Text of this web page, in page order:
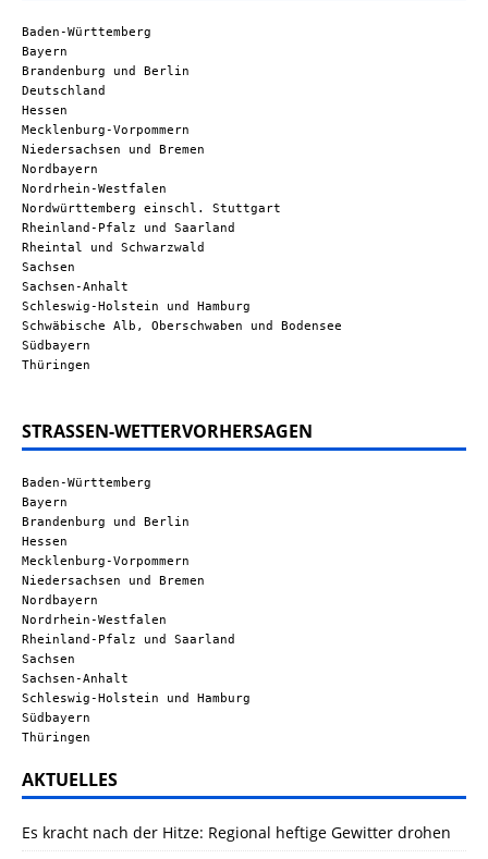
Baden-Württemberg
Bayern
Brandenburg und Berlin
Deutschland
Hessen
Mecklenburg-Vorpommern
Niedersachsen und Bremen
Nordbayern
Nordrhein-Westfalen
Nordwürttemberg einschl. Stuttgart
Rheinland-Pfalz und Saarland
Rheintal und Schwarzwald
Sachsen
Sachsen-Anhalt
Schleswig-Holstein und Hamburg
Schwäbische Alb, Oberschwaben und Bodensee
Südbayern
Thüringen
STRASSEN-WETTERVORHERSAGEN
Baden-Württemberg
Bayern
Brandenburg und Berlin
Hessen
Mecklenburg-Vorpommern
Niedersachsen und Bremen
Nordbayern
Nordrhein-Westfalen
Rheinland-Pfalz und Saarland
Sachsen
Sachsen-Anhalt
Schleswig-Holstein und Hamburg
Südbayern
Thüringen
AKTUELLES
Es kracht nach der Hitze: Regional heftige Gewitter drohen